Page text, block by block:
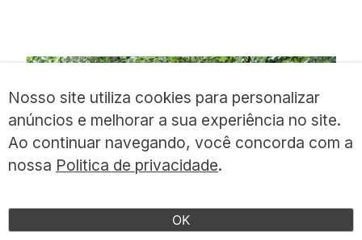
Nosso site utiliza cookies para personalizar
anúncios e melhorar a sua experiência no site.
Ao continuar navegando, você concorda com a
nossa Politica de privacidade.
OK